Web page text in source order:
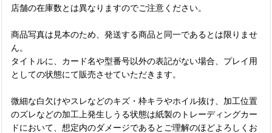
店舗の在庫数とは異なりますのでご注意ください。
商品写真は見本のため、発送する商品と同一であるとは限りませ
ん。
タイトルに、カード名や型番号以外の表記がない場合、プレイ用
としての状態にて販売させていただきます。
微細な白欠けやスレなどのキズ・枠キラやホイル抜け、加工位置
のズレなどの加工上発生しうる状態は紙製のトレーディングカー
ドにおいて、想定内のダメージであるとご理解のほどよろしくお